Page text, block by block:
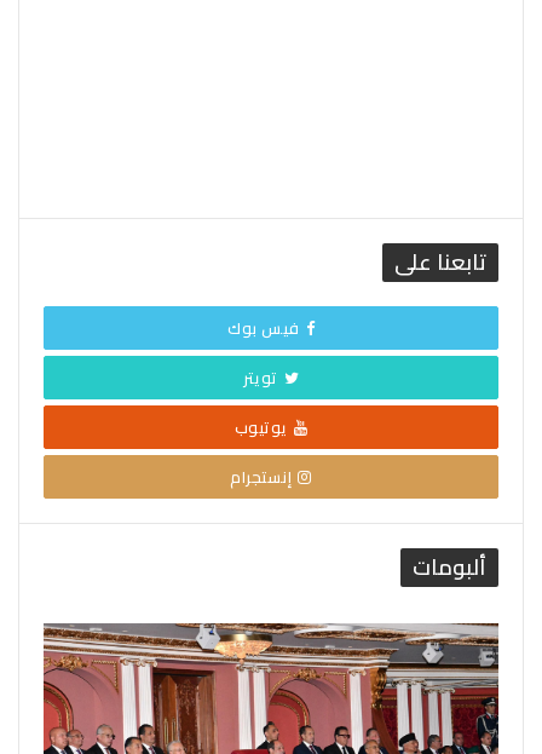
تابعنا على
فيس بوك
تويتر
يوتيوب
إنستجرام
ألبومات